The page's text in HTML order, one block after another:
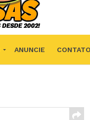
ANUNCIE CONTATO